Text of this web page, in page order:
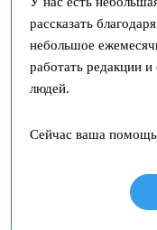
рассказать
небольшое
работать редакции
людей.
Сейчас ваша помощь